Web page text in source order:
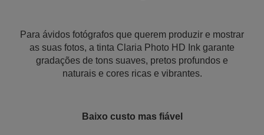
Para ávidos fotógrafos que querem produzir e mostrar
as suas fotos, a tinta Claria Photo HD Ink garante
gradações de tons suaves, pretos profundos e
naturais e cores ricas e vibrantes.
Baixo custo mas fiável